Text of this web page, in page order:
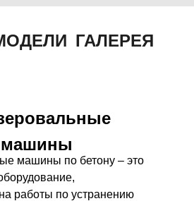
ГАЛЕРЕЯ
машины
машины по бетону – это
работы по устранению